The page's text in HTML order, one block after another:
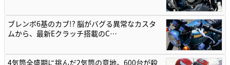
ブレンボ6基のカブ!? 脳がバグる異常なカスタ
ムから、最新Eクラッチ搭載のC…
4気筒全盛期に挑んだ2気筒の意地。600台が殺